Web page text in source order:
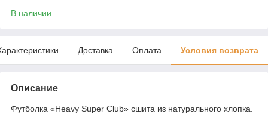
В наличии
Доставка Оплата Условия возврата
Описание
Футболка «Heavy Super Club» сшита из натурального хлопка.